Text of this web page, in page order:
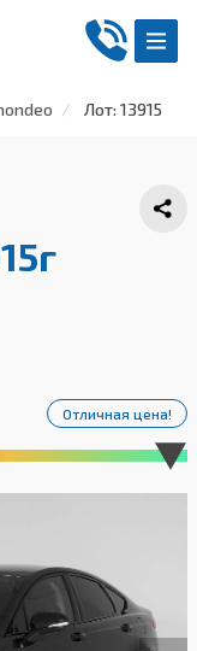
Лот: 13915
Отличная цена!